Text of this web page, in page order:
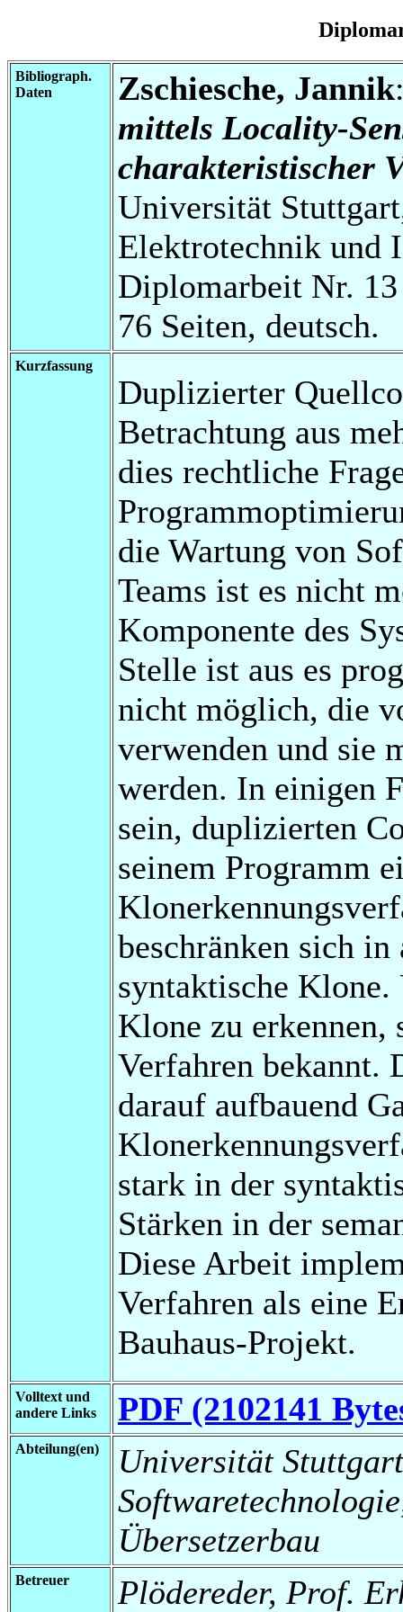
Bibliograph.
Daten
Zschiesche, Jannik
mittels Locality-
charakteristischer
Universität
Elektrotechnik und
Diplomarbeit Nr.
76 Seiten, deutsch.
Kurzfassung
Duplizierter
Betrachtung aus
dies rechtliche
die Wartung von
Teams ist es nicht
Komponente des
Stelle ist aus es
nicht möglich, die
verwenden und sie
werden. In einigen
sein, duplizierten
seinem Programm
beschränken sich
syntaktische Klone.
Klone zu erkennen,
Verfahren bekannt.
darauf aufbauend
stark in der
Stärken in der
Diese Arbeit
Verfahren als eine
Bauhaus-Projekt.
Volltext und
andere Links
PDF (2102141
Abteilung(en)
Universität
Übersetzerbau
Betreuer Plödereder, Prof.